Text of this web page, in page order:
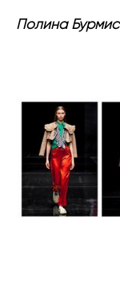
Полина